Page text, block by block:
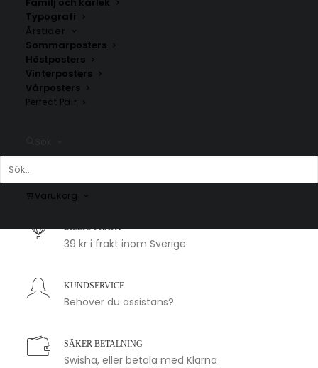
Typografi
Årstider
Sommarposters
Höstposters
Vinterposters
Vårposters
Perfect Pair
Varukorg
Lotorp
Fr.200.00
1-2 arbetsdagar
BILLIG FRAKT
39 kr i frakt inom Sverige
KUNDSERVICE
Behöver du assistans?
SÄKER BETALNING
Swisha, eller betala med Klarna